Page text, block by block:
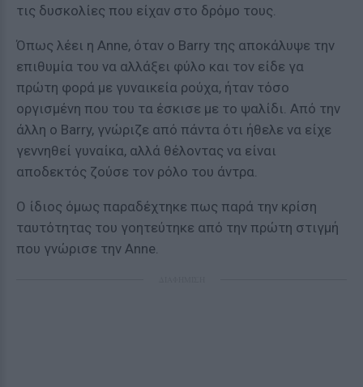
τις δυσκολίες που είχαν στο δρόμο τους.
Όπως λέει η Anne, όταν ο Barry της αποκάλυψε την
επιθυμία του να αλλάξει φύλο και τον είδε γα
πρώτη φορά με γυναικεία ρούχα, ήταν τόσο
οργισμένη που του τα έσκισε με το ψαλίδι. Από την
άλλη ο Barry, γνώριζε από πάντα ότι ήθελε να είχε
γεννηθεί γυναίκα, αλλά θέλοντας να είναι
αποδεκτός ζούσε τον ρόλο του άντρα.
Ο ίδιος όμως παραδέχτηκε πως παρά την κρίση
ταυτότητας του γοητεύτηκε από την πρώτη στιγμή
που γνώρισε την Anne.